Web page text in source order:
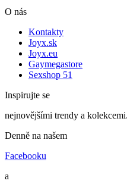
O nás
Kontakty
Joyx.sk
Joyx.eu
Gaymegastore
Sexshop 51
Inspirujte se
nejnovějšími trendy a kolekcemi.
Denně na našem
Facebooku
a